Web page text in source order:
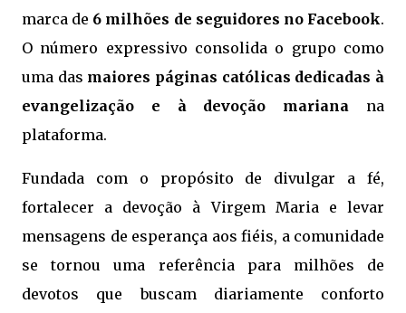
marca de 6 milhões de seguidores no Facebook.
O número expressivo consolida o grupo como
uma das maiores páginas católicas dedicadas à
evangelização e à devoção mariana na
plataforma.
Fundada com o propósito de divulgar a fé,
fortalecer a devoção à Virgem Maria e levar
mensagens de esperança aos fiéis, a comunidade
se tornou uma referência para milhões de
devotos que buscam diariamente conforto